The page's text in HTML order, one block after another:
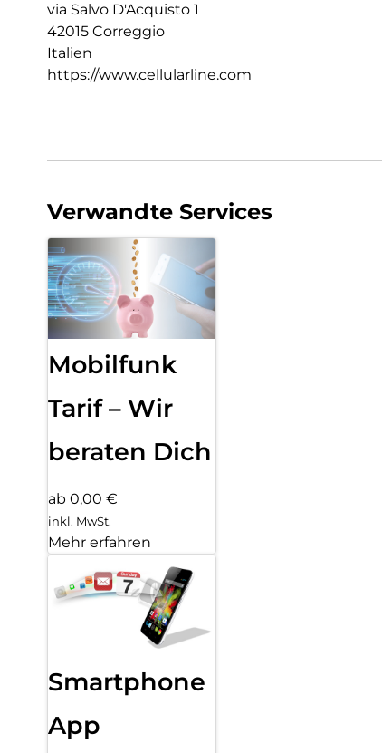
via Salvo D'Acquisto 1
42015 Correggio
Italien
https://www.cellularline.com
Verwandte Services
Mobilfunk
Tarif – Wir
beraten Dich
ab 0,00 €
inkl. MwSt.
Mehr erfahren
Smartphone
App